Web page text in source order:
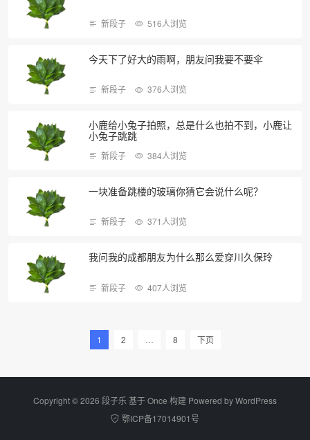
新段子 516人浏览
今天下了好大的雨啊，朋友问我要不要伞
新段子 376人浏览
小鹿给小兔子拍照，总是什么也拍不到，小鹿让
小兔子跳跳
新段子 384人浏览
一块准备跳楼的玻璃你猜它会说什么呢？
新段子 371人浏览
我问我的成都朋友为什么那么爱穿川久保玲
新段子 407人浏览
1 2 … 8 下页
Copyright © 2026 段子乐 基于 Once 构建 Powered byWordPress
鄂ICP备17014901号